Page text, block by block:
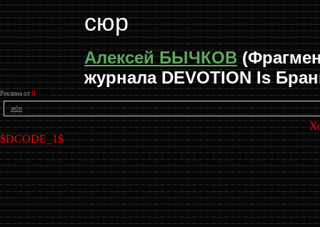
сюр
Алексей БЫЧКОВ
журнала DEVOTION Is
Реклама от Я ндекс
жби
$DCODE_1$